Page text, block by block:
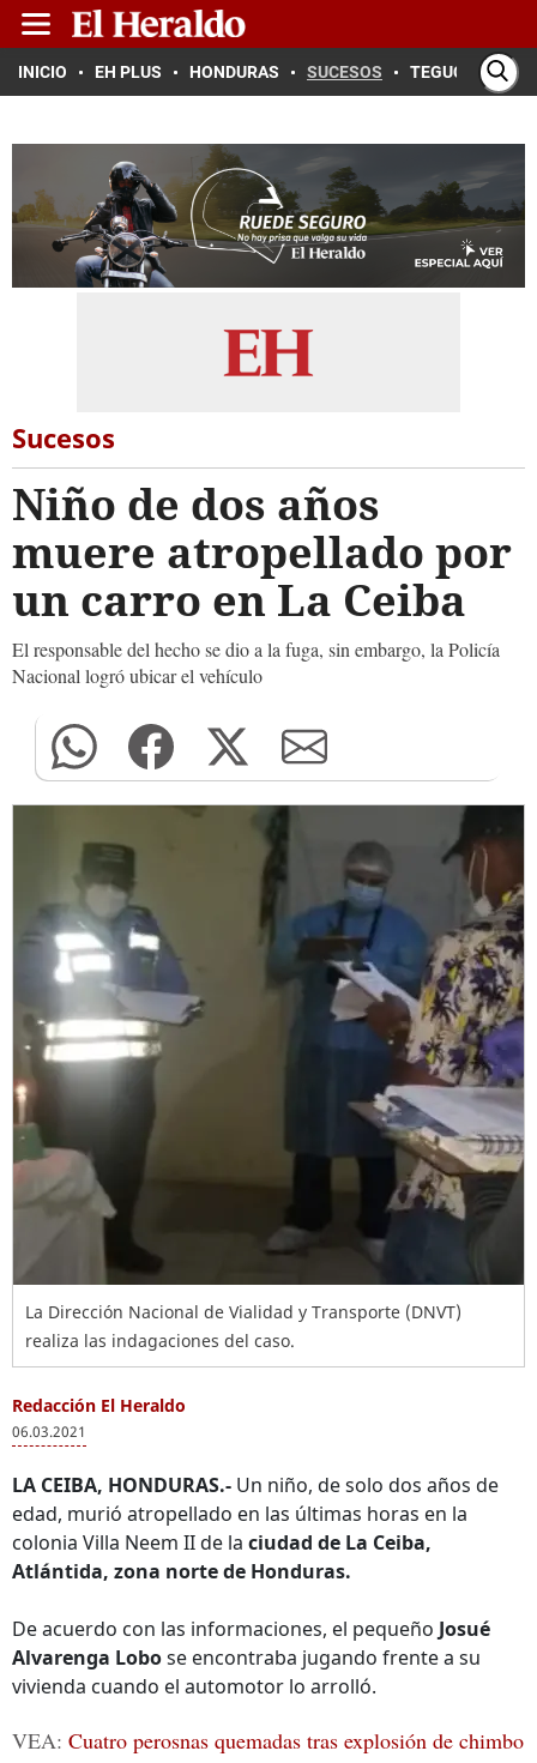
INICIO EH PLUS HONDURAS SUCESOS TEGUCIGALPA
Sucesos
Niño de dos años
muere atropellado por
un carro en La Ceiba
El responsable del hecho se dio a la fuga, sin embargo, la Policía
Nacional logró ubicar el vehículo
La Dirección Nacional de Vialidad y Transporte (DNVT)
realiza las indagaciones del caso.
Redacción El Heraldo
06.03.2021
LA CEIBA, HONDURAS.- Un niño, de solo dos años de
edad, murió atropellado en las últimas horas en la
colonia Villa Neem II de la ciudad de La Ceiba,
Atlántida, zona norte de Honduras.
De acuerdo con las informaciones, el pequeño Josué
Alvarenga Lobose encontraba jugando frente a su
vivienda cuando el automotor lo arrolló.
VEA: Cuatro perosnas quemadas tras explosión de chimbo